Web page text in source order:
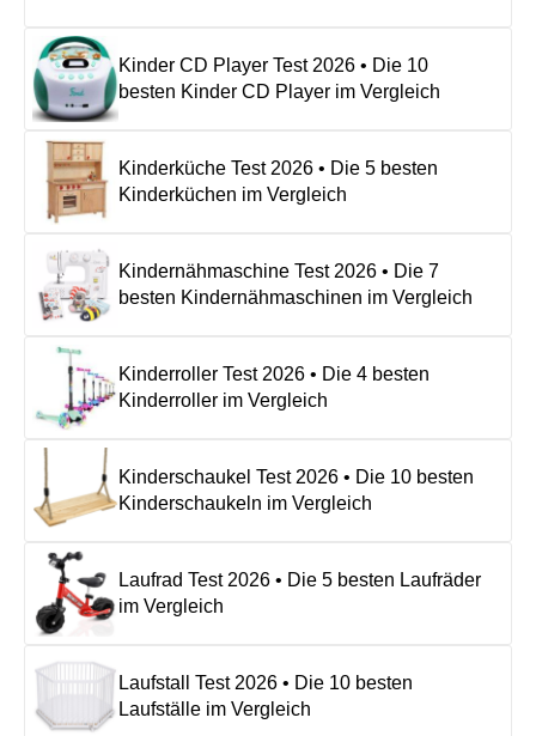
Kinder CD Player Test 2026 • Die 10
besten Kinder CD Player im Vergleich
Kinderküche Test 2026 • Die 5 besten
Kinderküchen im Vergleich
Kindernähmaschine Test 2026 • Die 7
besten Kindernähmaschinen im Vergleich
Kinderroller Test 2026 • Die 4 besten
Kinderroller im Vergleich
Kinderschaukel Test 2026 • Die 10 besten
Kinderschaukeln im Vergleich
Laufrad Test 2026 • Die 5 besten Laufräder
im Vergleich
Laufstall Test 2026 • Die 10 besten
Laufställe im Vergleich